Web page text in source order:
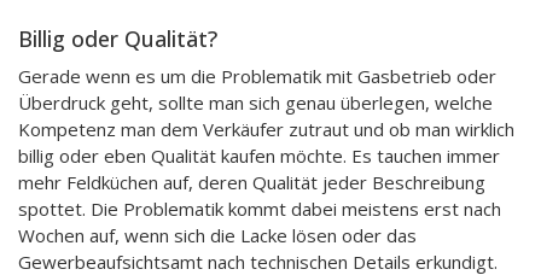
Billig oder Qualität?
Gerade wenn es um die Problematik mit Gasbetrieb oder
Überdruck geht, sollte man sich genau überlegen, welche
Kompetenz man dem Verkäufer zutraut und ob man wirklich
billig oder eben Qualität kaufen möchte. Es tauchen immer
mehr Feldküchen auf, deren Qualität jeder Beschreibung
spottet. Die Problematik kommt dabei meistens erst nach
Wochen auf, wenn sich die Lacke lösen oder das
Gewerbeaufsichtsamt nach technischen Details erkundigt.